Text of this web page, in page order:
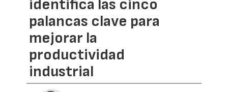
identifica las cinco
palancas clave para
mejorar la
productividad
industrial